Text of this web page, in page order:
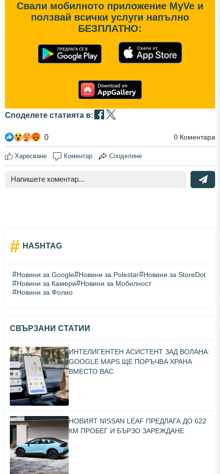
Свали мобилното приложение MyVe и
ползвай всички услуги напълно
БЕЗПЛАТНО:
Споделете статията в:
0 0 Коментара
Харесване Коментар Споделяне
# HASHTAG
#Новини за Google#Новини за Polestar#Новини за StoreDot
#Новини за Камери#Новини за Мобилност
#Новини за Фолио
СВЪРЗАНИ СТАТИИ
ИНТЕЛИГЕНТЕН АСИСТЕНТ ЗАД ВОЛАНА:
GOOGLE MAPS ЩЕ ПОРЪЧВА ХРАНА
ВМЕСТО ВАС
НОВИЯТ NISSAN LEAF ПРЕДЛАГА ДО 622
КМ ПРОБЕГ И БЪРЗО ЗАРЕЖДАНЕ